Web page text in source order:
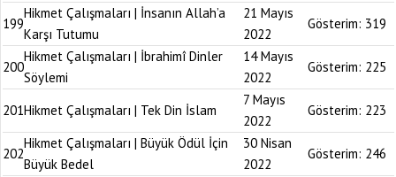
199
Hikmet Çalışmaları | İnsanın Allah’a
Karşı Tutumu
21 Mayıs
2022
Gösterim: 319
200
Hikmet Çalışmaları | İbrahimî Dinler
Söylemi
14 Mayıs
2022
Gösterim: 225
201Hikmet Çalışmaları | Tek Din İslam
7 Mayıs
2022
Gösterim: 223
202
Hikmet Çalışmaları | Büyük Ödül İçin
Büyük Bedel
30 Nisan
2022
Gösterim: 246